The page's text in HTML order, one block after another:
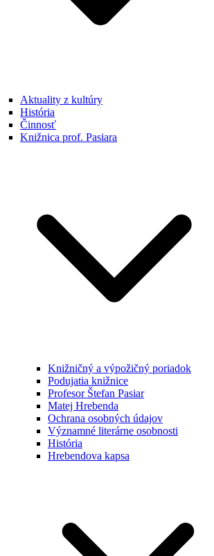
Aktuality z kultúry
História
Činnosť
Knižnica prof. Pasiara
Knižničný a výpožičný poriadok
Podujatia knižnice
Profesor Štefan Pasiar
Matej Hrebenda
Ochrana osobných údajov
Významné literárne osobnosti
História
Hrebendova kapsa